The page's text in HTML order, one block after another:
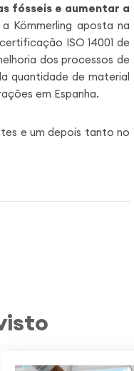
fósseis e aumentar a
Kömmerling aposta na
ISO 14001 de
dos processos de
quantidade de material
em Espanha.
e um depois tanto no